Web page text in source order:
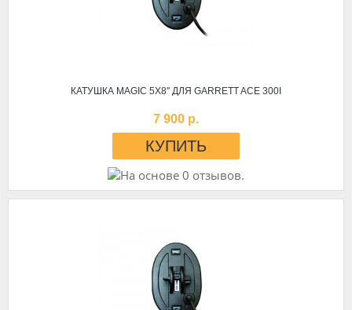
КАТУШКА MAGIC 5Х8'' ДЛЯ GARRETT AСЕ 300I
7 900 р.